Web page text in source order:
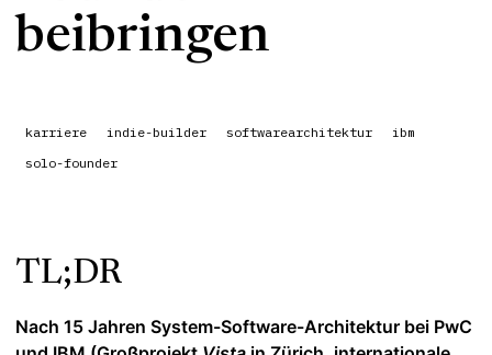
beibringen
karriere indie-builder softwarearchitektur
ibm
solo-founder
TL;DR
Nach 15 Jahren System-Software-Architektur bei PwC